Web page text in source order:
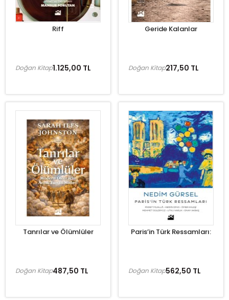
Riff
1.125,00 TL
Doğan Kitap
Geride Kalanlar
217,50 TL
Doğan Kitap
Tanrılar ve Ölümlüler
487,50 TL
Doğan Kitap
Paris’in Türk Ressamları:
562,50 TL
Doğan Kitap